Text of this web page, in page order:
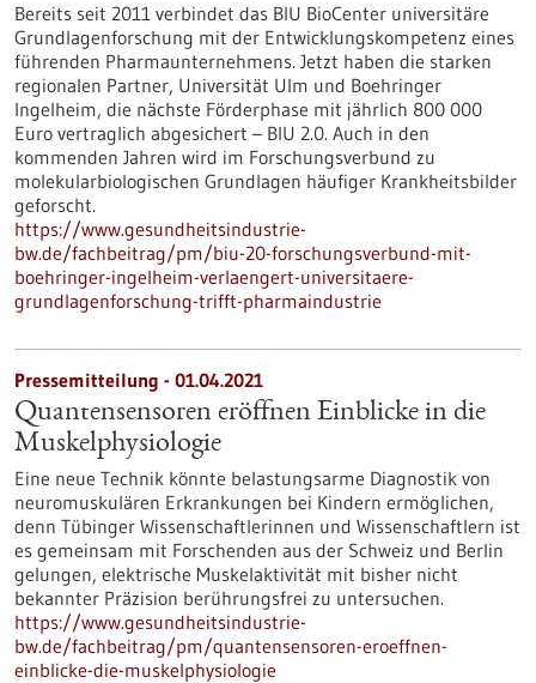
Bereits seit 2011 verbindet das BIU BioCenter universitäre
Grundlagenforschung mit der Entwicklungskompetenz eines
führenden Pharmaunternehmens. Jetzt haben die starken
regionalen Partner, Universität Ulm und Boehringer
Ingelheim, die nächste Förderphase mit jährlich 800 000
Euro vertraglich abgesichert – BIU 2.0. Auch in den
kommenden Jahren wird im Forschungsverbund zu
molekularbiologischen Grundlagen häufiger Krankheitsbilder
geforscht.
https://www.gesundheitsindustrie-
bw.de/fachbeitrag/pm/biu-20-forschungsverbund-mit-
boehringer-ingelheim-verlaengert-universitaere-
grundlagenforschung-trifft-pharmaindustrie
Pressemitteilung - 01.04.2021
Quantensensoren eröffnen Einblicke in die
Muskelphysiologie
Eine neue Technik könnte belastungsarme Diagnostik von
neuromuskulären Erkrankungen bei Kindern ermöglichen,
denn Tübinger Wissenschaftlerinnen und Wissenschaftlern ist
es gemeinsam mit Forschenden aus der Schweiz und Berlin
gelungen, elektrische Muskelaktivität mit bisher nicht
bekannter Präzision berührungsfrei zu untersuchen.
https://www.gesundheitsindustrie-
bw.de/fachbeitrag/pm/quantensensoren-eroeffnen-
einblicke-die-muskelphysiologie